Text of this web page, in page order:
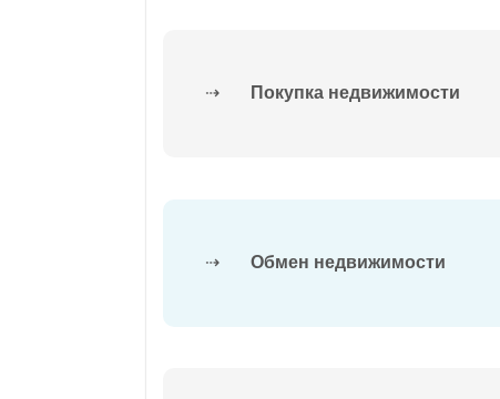
⇢ Покупка недвижимости
⇢ Обмен недвижимости